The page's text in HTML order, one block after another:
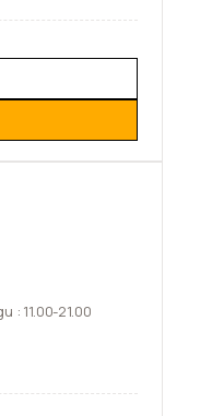
: 11.00-21.00